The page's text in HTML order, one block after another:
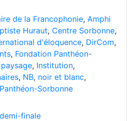
de la Francophonie, Amphi
Huraut, Centre Sorbonne,
d'éloquence, DirCom,
, Fondation Panthéon-
, Institution,
, NB, noir et blanc,
Sorbonne
finale